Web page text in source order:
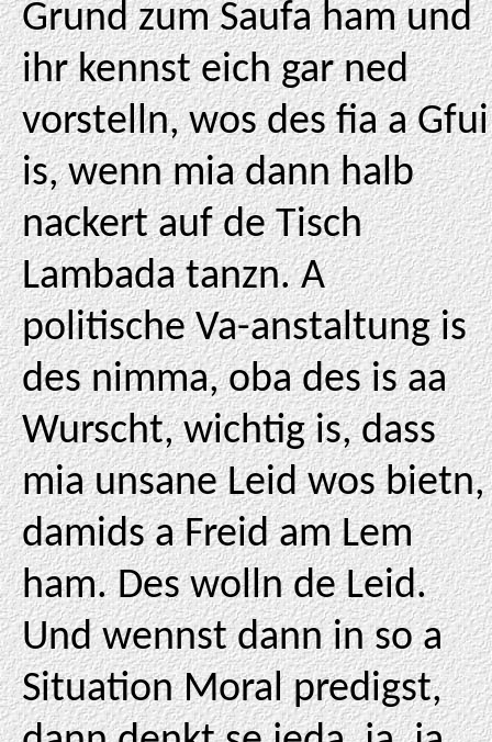
Grund zum Saufa ham und
ihr kennst eich gar ned
vorstelln, wos des fia a Gfui
is, wenn mia dann halb
nackert auf de Tisch
Lambada tanzn. A
politische Va-anstaltung is
des nimma, oba des is aa
Wurscht, wichtig is, dass
mia unsane Leid wos bietn,
damids a Freid am Lem
ham. Des wolln de Leid.
Und wennst dann in so a
Situation Moral predigst,